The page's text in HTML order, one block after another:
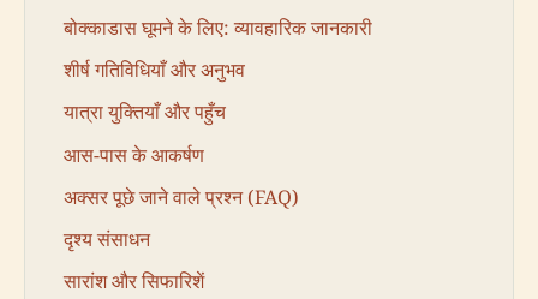
बोक्काडास घूमने के लिए: व्यावहारिक जानकारी
शीर्ष गतिविधियाँ और अनुभव
यात्रा युक्तियाँ और पहुँच
आस-पास के आकर्षण
अक्सर पूछे जाने वाले प्रश्न (FAQ)
दृश्य संसाधन
सारांश और सिफारिशें